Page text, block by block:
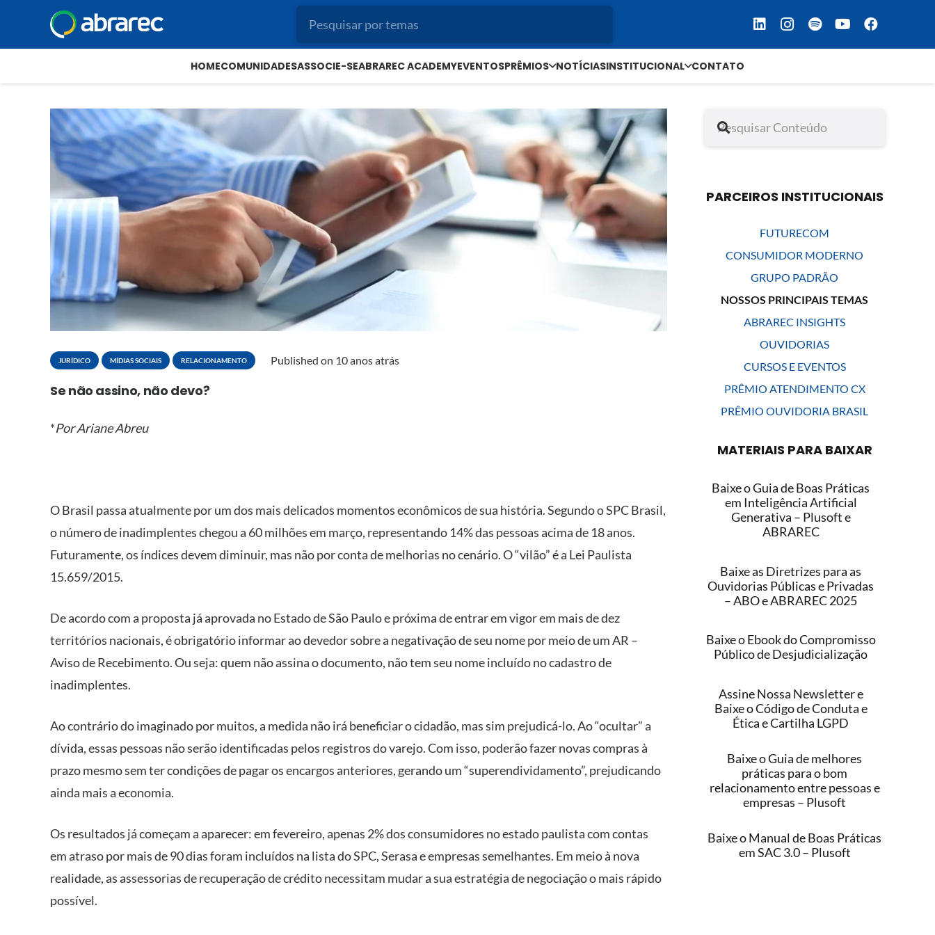
HOMECOMUNIDADESASSOCIE-SEABRAREC ACADEMYEVENTOSPRÊMIOS NOTÍCIASINSTITUCIONAL CONTATO
JURÍDICO MÍDIAS SOCIAIS RELACIONAMENTO Published on 10 anos atrás
Se não assino, não devo?
*Por Ariane Abreu
O Brasil passa atualmente por um dos mais delicados momentos econômicos de sua história. Segundo o SPC Brasil,
o número de inadimplentes chegou a 60 milhões em março, representando 14% das pessoas acima de 18 anos.
Futuramente, os índices devem diminuir, mas não por conta de melhorias no cenário. O “vilão” é a Lei Paulista
15.659/2015.
De acordo com a proposta já aprovada no Estado de São Paulo e próxima de entrar em vigor em mais de dez
territórios nacionais, é obrigatório informar ao devedor sobre a negativação de seu nome por meio de um AR –
Aviso de Recebimento. Ou seja: quem não assina o documento, não tem seu nome incluído no cadastro de
inadimplentes.
Ao contrário do imaginado por muitos, a medida não irá beneficiar o cidadão, mas sim prejudicá-lo. Ao “ocultar” a
dívida, essas pessoas não serão identificadas pelos registros do varejo. Com isso, poderão fazer novas compras à
prazo mesmo sem ter condições de pagar os encargos anteriores, gerando um “superendividamento”, prejudicando
ainda mais a economia.
Os resultados já começam a aparecer: em fevereiro, apenas 2% dos consumidores no estado paulista com contas
em atraso por mais de 90 dias foram incluídos na lista do SPC, Serasa e empresas semelhantes. Em meio à nova
realidade, as assessorias de recuperação de crédito necessitam mudar a sua estratégia de negociação o mais rápido
possível.
PARCEIROS INSTITUCIONAIS
FUTURECOM
CONSUMIDOR MODERNO
GRUPO PADRÃO
NOSSOS PRINCIPAIS TEMAS
ABRAREC INSIGHTS
OUVIDORIAS
CURSOS E EVENTOS
PRÊMIO ATENDIMENTO CX
PRÊMIO OUVIDORIA BRASIL
MATERIAIS PARA BAIXAR
Baixe o Guia de Boas Práticas
em Inteligência Artificial
Generativa – Plusoft e
ABRAREC
Baixe as Diretrizes para as
Ouvidorias Públicas e Privadas
– ABO e ABRAREC 2025
Baixe o Ebook do Compromisso
Público de Desjudicialização
Assine Nossa Newsletter e
Baixe o Código de Conduta e
Ética e Cartilha LGPD
Baixe o Guia de melhores
práticas para o bom
relacionamento entre pessoas e
empresas – Plusoft
Baixe o Manual de Boas Práticas
em SAC 3.0 – Plusoft